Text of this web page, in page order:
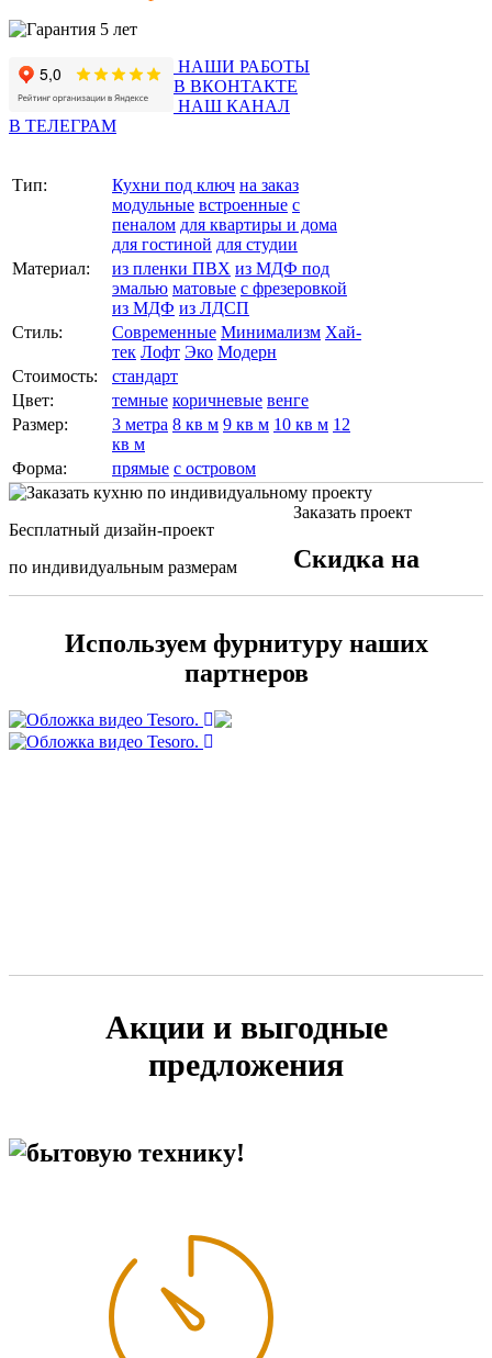
НАШИ РАБОТЫ
В ВКОНТАКТЕ
НАШ КАНАЛ
В ТЕЛЕГРАМ
Тип: Кухни под ключ на заказ
модульные встроенные с
пеналом для квартиры и дома
для гостиной для студии
Материал:
из пленки ПВХ из МДФ под
эмалью матовые с фрезеровкой
из МДФ из ЛДСП
Стиль:
Современные Минимализм Хай-
тек Лофт Эко Модерн
Стоимость:
стандарт
Цвет:
темные коричневые венге
Размер:
3 метра 8 кв м 9 кв м 10 кв м 12
кв м
Форма:
прямые с островом
Бесплатный дизайн-проект
по индивидуальным размерам
Заказать проект
Используем фурнитуру наших
партнеров
Акции и выгодные
предложения
Скидка на
бытовую технику!